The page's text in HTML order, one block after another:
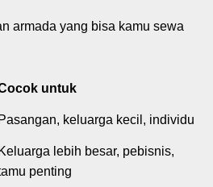
armada yang bisa kamu sewa
untuk
Pasangan, keluarga kecil, individu
Keluarga lebih besar, pebisnis,
penting